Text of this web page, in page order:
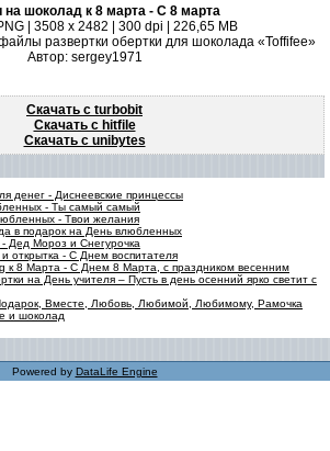
на шоколад к 8 марта - С 8 марта
| 3508 x 2482 | 300 dpi | 226,65 MB
развертки обертки для шоколада «Toffifee»
Автор: sergey1971
Скачать с turbobit
Скачать с hitfile
Скачать с unibytes
денег - Диснеевские принцессы
- Ты самый самый
- Твои желания
в подарок на День влюбленных
Дед Мороз и Снегурочка
открытка - С Днем воспитателя
к 8 Марта - С Днем 8 Марта, с праздником весенним
на День учителя – Пусть в день осенний ярко светит с
Вместе, Любовь, Любимой, Любимому, Рамочка
и шоколад
Powered by DataLife Engine